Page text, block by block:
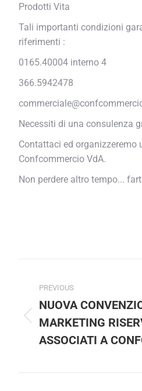
Prodotti Vita
Tali importanti condizioni
riferimenti :
0165.40004 interno 4
366.5942478
Necessiti di una consulenza
Contattaci ed organizzeremo
Confcommercio VdA.
Non perdere altro tempo...
navigation
PREVIOUS
Previous
post:
NUOVA
MARKETING
ASSOCIATI A